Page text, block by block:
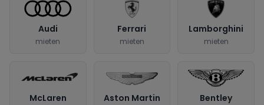
Audi
mieten
Ferrari
mieten
Lamborghini
mieten
McLaren Aston Martin Bentley